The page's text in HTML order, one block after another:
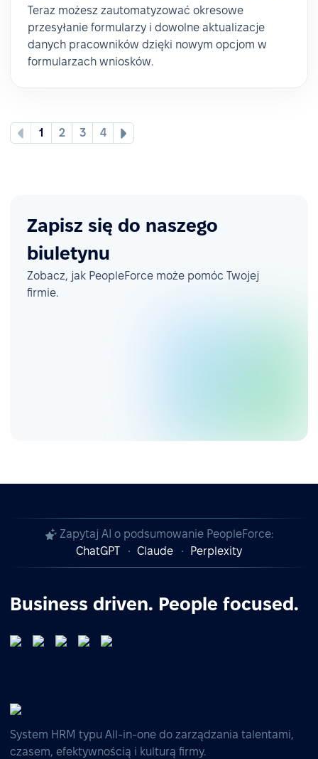
Teraz możesz zautomatyzować okresowe
przesyłanie formularzy i dowolne aktualizacje
danych pracowników dzięki nowym opcjom w
formularzach wniosków.
1 2 3 4
Zapisz się do naszego
biuletynu
Zobacz, jak PeopleForce może pomóc Twojej
firmie.
Zapytaj AI o podsumowanie PeopleForce:
ChatGPT
Claude Perplexity
Business driven. People focused.
System HRM typu All-in-one do zarządzania talentami,
czasem, efektywnością i kulturą firmy.